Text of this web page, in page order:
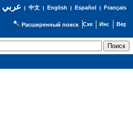
عربي| 中文| English | Español | Français
Расширенный поиск